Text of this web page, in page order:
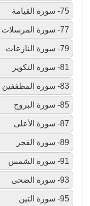
75- سورة القيامة
77- سورة المرسلات
79- سورة النازعات
81- سورة التكوير
83- سورة المطففين
85- سورة البروج
87- سورة الأعلى
89- سورة الفجر
91- سورة الشمس
93- سورة الضحى
95- سورة التين